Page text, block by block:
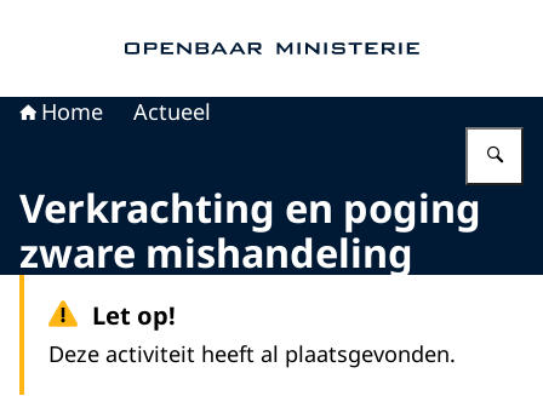
Home Actueel
Verkrachting en poging
zware mishandeling
Let op!
Deze activiteit heeft al plaatsgevonden.